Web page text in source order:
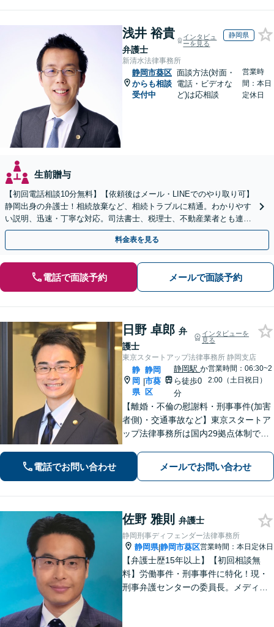
浅井 裕貴
弁護士
インタビュ
ーを見る
静岡県
新清水法律事務所
静岡市葵区
からも相談
受付中
面談方法(対面・
電話・ビデオな
ど)は応相談
営業時
間：本日
定休日
生前贈与
【初回電話相談10分無料】【依頼後はメール・LINEでのやり取り可】
静岡出身の弁護士！相続放棄など、相続トラブルに精通。わかりやす
い説明、迅速・丁寧な対応。司法書士、税理士、不動産業者とも連携
し、遺産相続をトータルサポート【完全個室相談】
料金表を見る
電話で面談予約 メールで面談予約
日野 卓郎 弁
護士
インタビューを
見る
東京スタートアップ法律事務所 静岡支店
静
岡
県
|
静岡
市葵
区
静岡駅か
ら徒歩0
分
営業時間：06:30~2
2:00（土日祝日）
【離婚・不倫の慰謝料・刑事事件(加害
者側)・交通事故など】東京スタートア
ップ法律事務所は国内29拠点体制で全
対応(法律相談は完全予約制)】各分野で
専門性の高い弁護士が寄り添い解決を
電話でお問い合わせ メールでお問い合わせ
佐野 雅則 弁護士
静岡刑事ディフェンダー法律事務所
静岡県|静岡市葵区営業時間：本日定休日
【弁護士歴15年以上】【初回相談無
料】労働事件・刑事事件に特化！現・
刑事弁護センターの委員長。メディア